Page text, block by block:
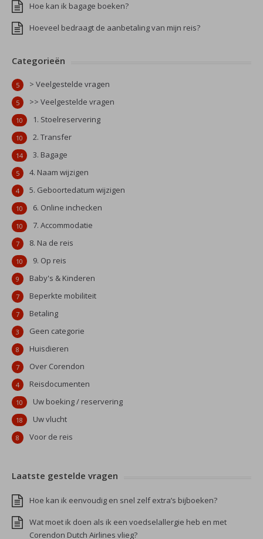
Hoe kan ik bagage boeken?
Hoeveel bedraagt de aanbetaling van mijn reis?
Categorieën
> Veelgestelde vragen
5
>> Veelgestelde vragen
5
1. Stoelreservering
10
2. Transfer
10
3. Bagage
14
4. Naam wijzigen
5
5. Geboortedatum wijzigen
4
6. Online inchecken
10
7. Accommodatie
10
8. Na de reis
7
9. Op reis
10
Baby's & Kinderen
9
Beperkte mobiliteit
7
Betaling
7
Geen categorie
3
Huisdieren
8
Over Corendon
7
Reisdocumenten
4
Uw boeking / reservering
10
Uw vlucht
18
Voor de reis
8
Laatste gestelde vragen
Hoe kan ik eenvoudig en snel zelf extra’s bijboeken?
Wat moet ik doen als ik een voedselallergie heb en met
Corendon Dutch Airlines vlieg?